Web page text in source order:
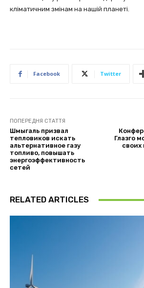
кліматичним змінам на нашій планеті.
Facebook Twitter
ПОПЕРЕДНЯ СТАТТЯ
Шмыгаль призвал
тепловиков искать
альтернативное газу
топливо, повышать
энергоэффективность
сетей
Глазго
своих
RELATED ARTICLES